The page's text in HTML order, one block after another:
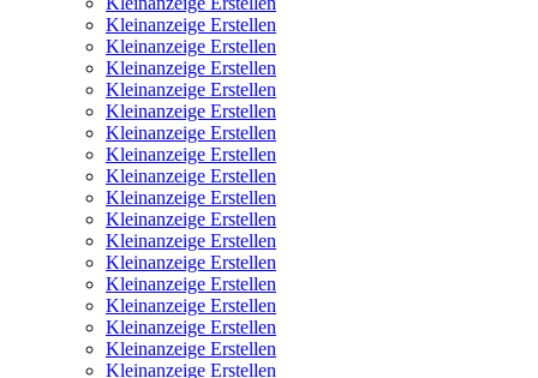
Kleinanzeige Erstellen
Kleinanzeige Erstellen
Kleinanzeige Erstellen
Kleinanzeige Erstellen
Kleinanzeige Erstellen
Kleinanzeige Erstellen
Kleinanzeige Erstellen
Kleinanzeige Erstellen
Kleinanzeige Erstellen
Kleinanzeige Erstellen
Kleinanzeige Erstellen
Kleinanzeige Erstellen
Kleinanzeige Erstellen
Kleinanzeige Erstellen
Kleinanzeige Erstellen
Kleinanzeige Erstellen
Kleinanzeige Erstellen